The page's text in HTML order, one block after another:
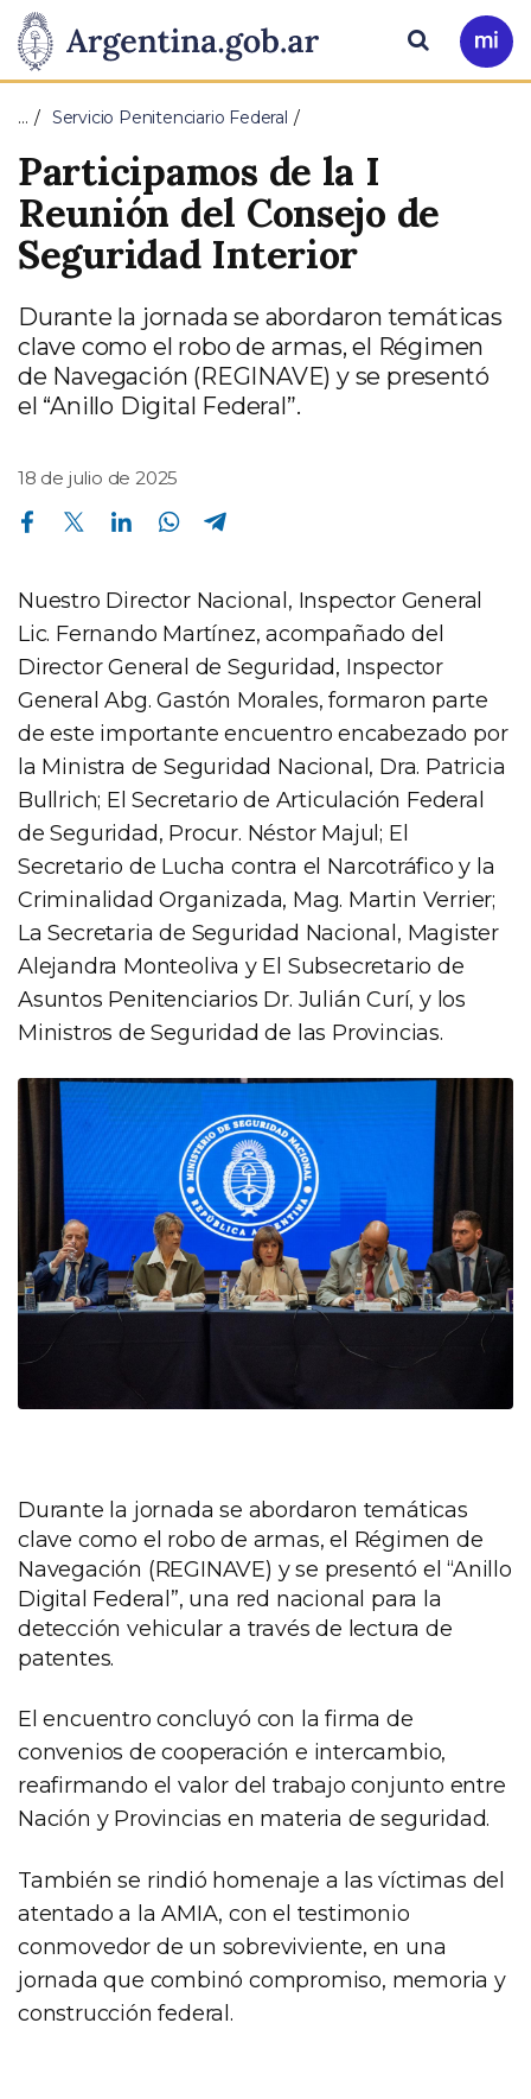
Presidencia
de
la
Nación
Pasar al contenido principal
Ir
a
Buscar
… Servicio Penitenciario Federal
Participamos de la I
Reunión del Consejo de
Seguridad Interior
Durante la jornada se abordaron temáticas
clave como el robo de armas, el Régimen
de Navegación (REGINAVE) y se presentó
el “Anillo Digital Federal”.
18 de julio de 2025
Compartir en Facebook Compartir en Twitter Compartir en Linkedin Compartir en Whatsapp
Nuestro Director Nacional, Inspector General
Lic. Fernando Martínez, acompañado del
Director General de Seguridad, Inspector
General Abg. Gastón Morales, formaron parte
de este importante encuentro encabezado por
la Ministra de Seguridad Nacional, Dra. Patricia
Bullrich; El Secretario de Articulación Federal
de Seguridad, Procur. Néstor Majul; El
Secretario de Lucha contra el Narcotráfico y la
Criminalidad Organizada, Mag. Martin Verrier;
La Secretaria de Seguridad Nacional, Magister
Alejandra Monteoliva y El Subsecretario de
Asuntos Penitenciarios Dr. Julián Curí, y los
Ministros de Seguridad de las Provincias.
Durante la jornada se abordaron temáticas
clave como el robo de armas, el Régimen de
Navegación (REGINAVE) y se presentó el “Anillo
Digital Federal”, una red nacional para la
detección vehicular a través de lectura de
patentes.
El encuentro concluyó con la firma de
convenios de cooperación e intercambio,
reafirmando el valor del trabajo conjunto entre
Nación y Provincias en materia de seguridad.
También se rindió homenaje a las víctimas del
atentado a la AMIA, con el testimonio
conmovedor de un sobreviviente, en una
jornada que combinó compromiso, memoria y
construcción federal.